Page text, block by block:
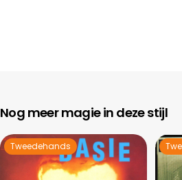
Nog meer magie in deze stijl
Tweedehands